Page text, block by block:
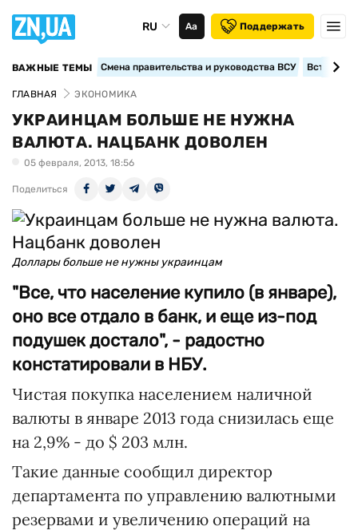
RU Аа Поддержать
ВАЖНЫЕ ТЕМЫ Смена правительства и руководства ВСУ
ГЛАВНАЯ ЭКОНОМИКА
УКРАИНЦАМ БОЛЬШЕ НЕ НУЖНА
ВАЛЮТА. НАЦБАНК ДОВОЛЕН
05 февраля, 2013, 18:56
Поделиться
Доллары больше не нужны украинцам
"Все, что население купило (в январе),
оно все отдало в банк, и еще из-под
подушек достало", - радостно
констатировали в НБУ.
Чистая покупка населением наличной
валюты в январе 2013 года снизилась еще
на 2,9% - до $ 203 млн.
Такие данные сообщил директор
департамента по управлению валютными
резервами и увеличению операций на